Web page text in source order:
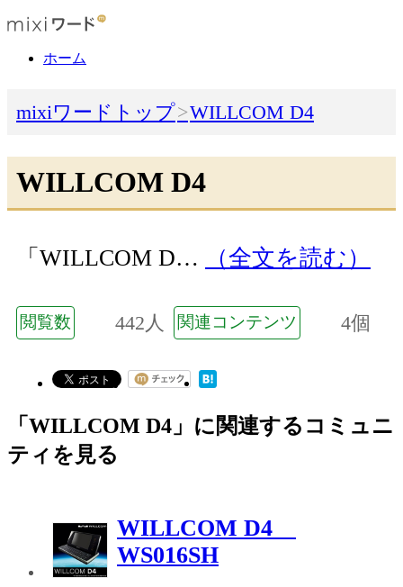
ホーム
mixiワードトップ WILLCOM D4
WILLCOM D4
「WILLCOM D… （全文を読む）
閲覧数 442人 関連コンテンツ 4個
「WILLCOM D4」に関連するコミュニ
ティを見る
WILLCOM D4
WS016SH